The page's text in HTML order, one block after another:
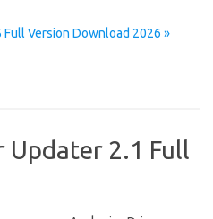
Full Version Download 2026 »
Updater 2.1 Full